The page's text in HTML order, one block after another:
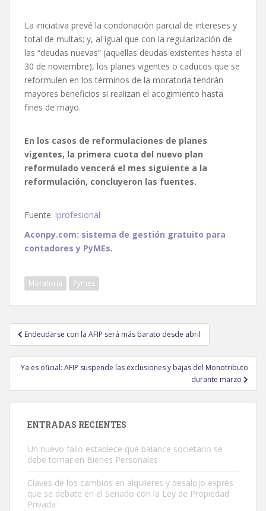
La iniciativa prevé la condonación parcial de intereses y
total de multas; y, al igual que con la regularización de
las “deudas nuevas” (aquellas deudas existentes hasta el
30 de noviembre), los planes vigentes o caducos que se
reformulen en los términos de la moratoria tendrán
mayores beneficios si realizan el acogimiento hasta
fines de mayo.
En los casos de reformulaciones de planes
vigentes, la primera cuota del nuevo plan
reformulado vencerá el mes siguiente a la
reformulación, concluyeron las fuentes.
Fuente: iprofesional
Aconpy.com: sistema de gestión gratuito para
contadores y PyMEs.
Moratoria Pymes
Navegación
de
entradas
Endeudarse con la AFIP será más barato desde abril
Ya es oficial: AFIP suspende las exclusiones y bajas del Monotributo
durante marzo
ENTRADAS RECIENTES
Un nuevo fallo establece qué balance societario se
debe tomar en Bienes Personales
Claves de los cambios en alquileres y desalojo exprés
que se debate en el Senado con la Ley de Propiedad
Privada